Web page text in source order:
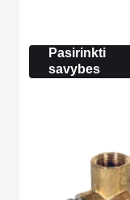
Pasirinkti
savybes